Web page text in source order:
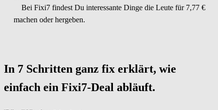
Bei Fixi7 findest Du interessante Dinge die Leute für 7,77 €
machen oder hergeben.
In 7 Schritten ganz fix erklärt, wie
einfach ein Fixi7-Deal abläuft.